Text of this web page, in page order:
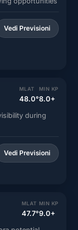
Vedi Previsioni
MLAT
48.0°
MIN KP
8.0+
during
Vedi Previsioni
MLAT
47.7°
MIN KP
9.0+